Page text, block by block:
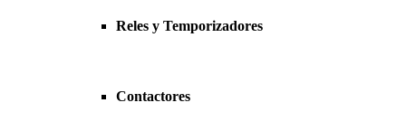
Reles y Temporizadores
Contactores